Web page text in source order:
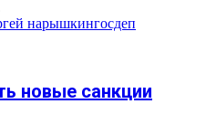
нарышкингосдеп
новые санкции